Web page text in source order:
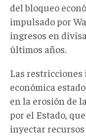
del bloqueo
impulsado por
ingresos en
últimos años.
Las restricciones
económica
en la erosión de
por el Estado,
inyectar recursos